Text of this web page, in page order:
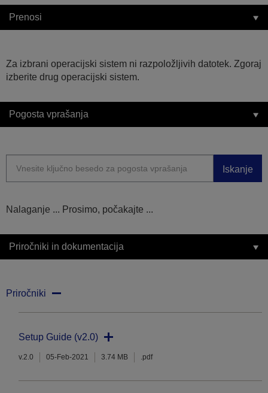
Prenosi
Za izbrani operacijski sistem ni razpoložljivih datotek. Zgoraj
izberite drug operacijski sistem.
Pogosta vprašanja
Iskanje
Nalaganje ... Prosimo, počakajte ...
Priročniki in dokumentacija
Priročniki
Setup Guide (v2.0)
v.2.0 05-Feb-2021 3.74 MB .pdf